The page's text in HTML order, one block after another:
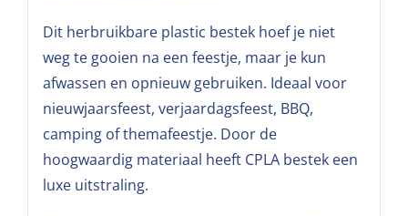
Dit herbruikbare plastic bestek hoef je niet
weg te gooien na een feestje, maar je kun
afwassen en opnieuw gebruiken. Ideaal voor
nieuwjaarsfeest, verjaardagsfeest, BBQ,
camping of themafeestje. Door de
hoogwaardig materiaal heeft CPLA bestek een
luxe uitstraling.